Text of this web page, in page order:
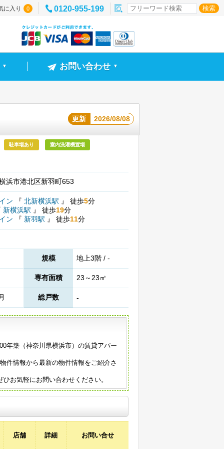
に入り 0 0120-955-199
▼ お問い合わせ ▼
更新 2026/08/08
駐車場あり 室内洗濯機置場
浜市港北区新羽町653
ン 『 北新横浜駅 』 徒歩5分
新横浜駅 』 徒歩19分
ン
『 新羽駅 』 徒歩11分
規模 地上3階 / -
専有面積 23～23㎡
総戸数 -
年築（神奈川県横浜市）の賃貸アパー
件情報から最新の物件情報をご紹介さ
お気軽にお問い合わせください。
店舗 詳細 お問い合せ